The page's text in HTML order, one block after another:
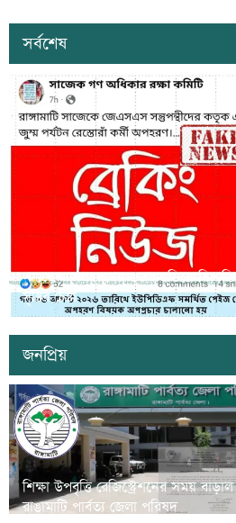
সর্বশেষ
সাজেকে অপহরণের গুজব ছড়িয়ে বিভ্রান্তি
সৃষ্টির চেষ্টা
জনপ্রিয়
শিক্ষা উপবৃত্তি রেজিস্ট্রেশনের সময় বাড়াল
রাঙামাটি পার্বত্য জেলা পরিষদ